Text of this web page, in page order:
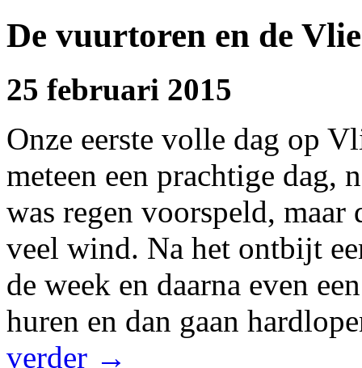
De vuurtoren en de
25 februari 2015
Onze eerste volle dag
meteen een prachtige dag,
was regen voorspeld, maar
veel wind. Na het ontbijt
de week en daarna even
huren en dan gaan
verder →